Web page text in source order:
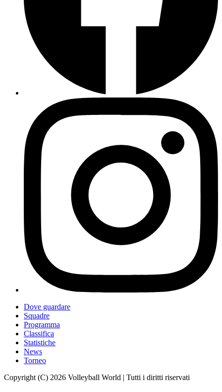
Dove guardare
Squadre
Programma
Classifica
Statistiche
News
Torneo
Copyright (C) 2026 Volleyball World | Tutti i diritti riservati